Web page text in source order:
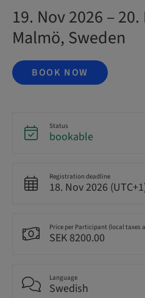
19. Nov 2026 –
Malmö, Sweden
BOOK NOW
Status
bookable
Registration deadline
18. Nov 2026
Price per Participant (local taxes
SEK 8200.00
Language
Swedish